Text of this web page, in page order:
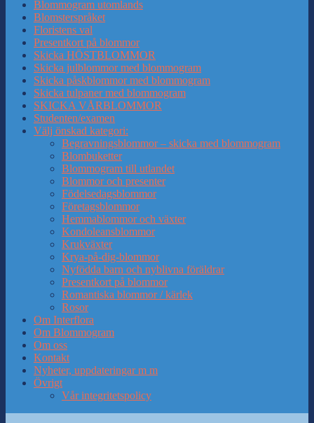
Blommogram utomlands
Blomsterspråket
Floristens val
Presentkort på blommor
Skicka HÖSTBLOMMOR
Skicka julblommor med blommogram
Skicka påskblommor med blommogram
Skicka tulpaner med blommogram
SKICKA VÅRBLOMMOR
Studenten/examen
Välj önskad kategori:
Begravningsblommor – skicka med blommogram
Blombuketter
Blommogram till utlandet
Blommor och presenter
Födelsedagsblommor
Företagsblommor
Hemmablommor och växter
Kondoleansblommor
Krukväxter
Krya-på-dig-blommor
Nyfödda barn och nyblivna föräldrar
Presentkort på blommor
Romantiska blommor / kärlek
Rosor
Om Interflora
Om Blommogram
Om oss
Kontakt
Nyheter, uppdateringar m m
Övrigt
Vår integritetspolicy